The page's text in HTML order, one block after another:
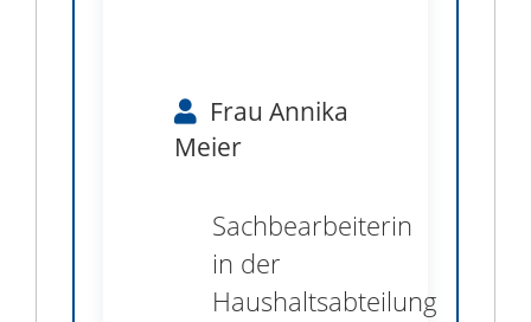
Frau Annika
Meier
Sachbearbeiterin
in der
Haushaltsabteilung